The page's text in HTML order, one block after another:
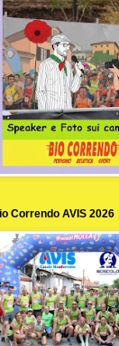
Correndo AVIS 2026